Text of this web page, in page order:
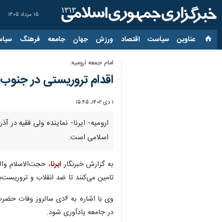
۱۵ مرداد ۱۴۰۵
عناوین‌ سیاست اقتصاد ورزش جهان جامعه فرهنگ
امام جمعه ارومیه:
اقدام تروریستی در
۱ دی ۱۴۰۲، ۱۵:۴۵